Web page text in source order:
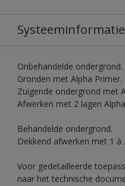
Systeeminformatie
Onbehandelde ondergrond.
Gronden met Alpha Primer.
Zuigende ondergrond met
Afwerken met 2 lagen
Behandelde ondergrond.
Dekkend afwerken met 1 à
Voor gedetailleerde
naar het technische